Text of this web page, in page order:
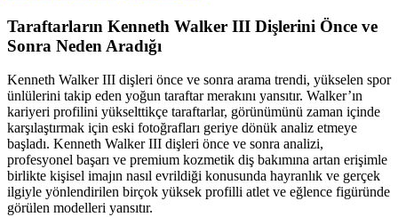
Taraftarların Kenneth Walker III Dişlerini Önce ve
Sonra Neden Aradığı
Kenneth Walker III dişleri önce ve sonra arama trendi, yükselen spor
ünlülerini takip eden yoğun taraftar merakını yansıtır. Walker’ın
kariyeri profilini yükselttikçe taraftarlar, görünümünü zaman içinde
karşılaştırmak için eski fotoğrafları geriye dönük analiz etmeye
başladı. Kenneth Walker III dişleri önce ve sonra analizi,
profesyonel başarı ve premium kozmetik diş bakımına artan erişimle
birlikte kişisel imajın nasıl evrildiği konusunda hayranlık ve gerçek
ilgiyle yönlendirilen birçok yüksek profilli atlet ve eğlence figüründe
görülen modelleri yansıtır.